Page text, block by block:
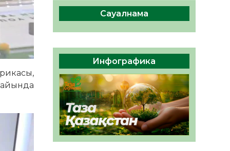
Руслан Рүстемұлы облыс
әкімінің кеңесшісі болып
тағайындалды
05.08.2026
47 0
Сауалнама
Инфографика